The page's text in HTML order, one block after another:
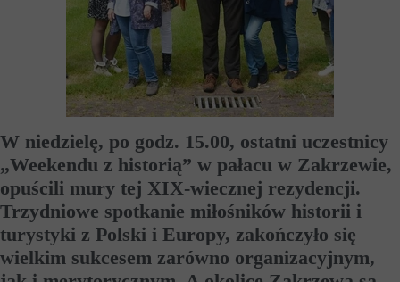
W niedzielę, po godz. 15.00, ostatni uczestnicy
„Weekendu z historią” w pałacu w Zakrzewie,
opuścili mury tej XIX-wiecznej rezydencji.
Trzydniowe spotkanie miłośników historii i
turystyki z Polski i Europy, zakończyło się
wielkim sukcesem zarówno organizacyjnym,